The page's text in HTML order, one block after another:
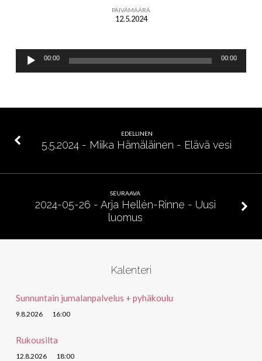
Miika
Hämäläinen
Euniken
PÄIVÄMÄÄRÄ
12.5.2024
Äänitoistin
00:00 00:00
EDELLINEN
5.5.2024 - Miika Hämäläinen - Elävä vesi
SEURAAVA
2024-05-26 - Arja Hellén-Rinne - Uusi
luomus
Kalenteri
Sunnuntain jumalanpalvelus + pyhäkoulu
9.8.2026 16:00
Rukousilta
12.8.2026 18:00